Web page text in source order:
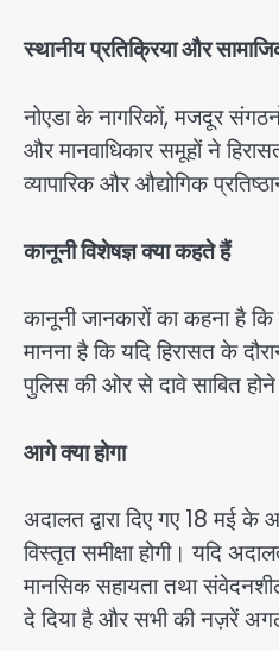
स्थानीय प्रतिक्रिया और
नोएडा के नागरिकों, मजदूर
और मानवाधिकार समूहों ने
व्यापारिक और औद्योगिक
कानूनी विशेषज्ञ क्या कहते हैं
कानूनी जानकारों का कहना है
मानना है कि यदि हिरासत के
पुलिस की ओर से दावे साबित
आगे क्या होगा
अदालत द्वारा दिए गए 18 मई के
विस्तृत समीक्षा होगी। यदि
मानसिक सहायता तथा
दे दिया है और सभी की नज़रें